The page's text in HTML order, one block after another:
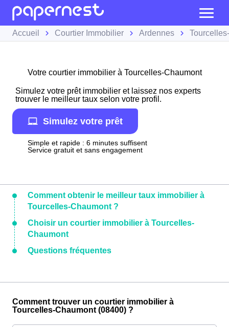
Accueil Courtier Immobilier Ardennes
Votre courtier immobilier à Tourcelles-Chaumont
Simulez votre prêt immobilier et laissez nos experts
trouver le meilleur taux selon votre profil.
Simulez votre prêt
Simple et rapide : 6 minutes suffisent
Service gratuit et sans engagement
Comment obtenir le meilleur taux immobilier à
Tourcelles-Chaumont ?
Choisir un courtier immobilier à Tourcelles-
Chaumont
Questions fréquentes
Comment trouver un courtier immobilier à
Tourcelles-Chaumont (08400) ?